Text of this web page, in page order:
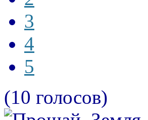
3
4
5
(10 голосов)